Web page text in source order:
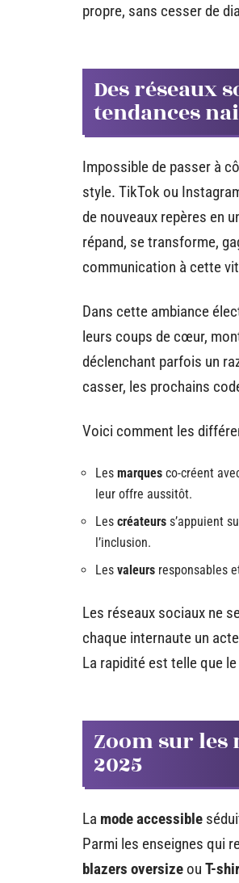
propre, sans cesser de
Des réseaux
tendances
Impossible de passer à
style. TikTok ou
de nouveaux repères en
répand, se transforme,
communication à cette
Dans cette ambiance
leurs coups de cœur,
déclenchant parfois un
casser, les prochains
Voici comment les
Les marques co-créent
leur offre aussitôt.
Les créateurs s’appuient
l’inclusion.
Les valeurs responsables
Les réseaux sociaux ne
chaque internaute un
La rapidité est telle que
Zoom sur les
2025
La mode accessible
Parmi les enseignes qui
blazers oversize ou T-